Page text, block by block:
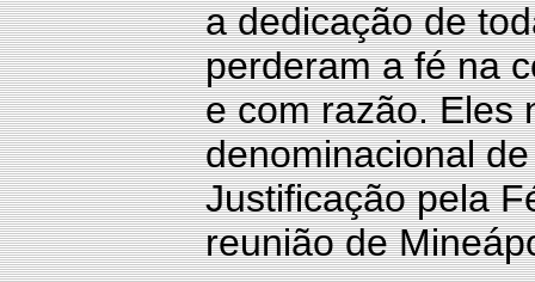
a dedicação de
perderam a fé na
e com razão. Eles
denominacional
Justificação pela
reunião de